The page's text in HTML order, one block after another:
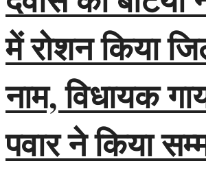
में रोशन किया
नाम, विधायक
पवार ने किया